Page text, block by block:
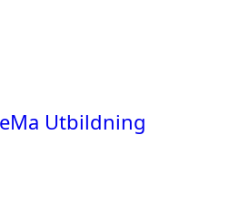
Utbildning